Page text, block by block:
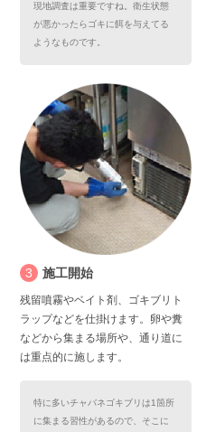
現地調査は重要ですね。衛生状態
が悪かったらゴキに餌を与えてる
ようなものです。
3 施工開始
残留噴霧やベイト剤、ゴキブリト
ラップなどを仕掛けます。卵や糞
などから集まる場所や、通り道に
は重点的に施します。
特に多いチャバネゴキブリは1箇所
に集まる習性があるので、そこに